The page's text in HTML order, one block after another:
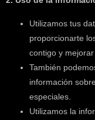
Utilizamos tus
proporcionarte
contigo y
También
información
especiales.
Utilizamos la